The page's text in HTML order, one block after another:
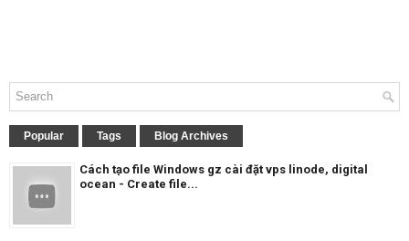
Popular Tags Blog Archives
Cách tạo file Windows gz cài đặt vps linode, digital
ocean - Create file...